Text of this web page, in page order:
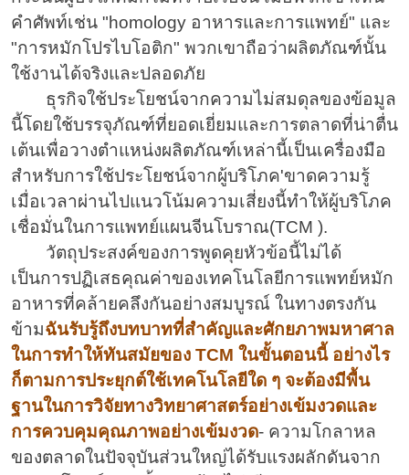
คำศัพท์เช่น "homology อาหารและการแพทย์" และ
"การหมักโปรไบโอติก" พวกเขาถือว่าผลิตภัณฑ์นั้น
ใช้งานได้จริงและปลอดภัย
ธุรกิจใช้ประโยชน์จากความไม่สมดุลของข้อมูล
นี้โดยใช้บรรจุภัณฑ์ที่ยอดเยี่ยมและการตลาดที่น่าตื่น
เต้นเพื่อวางตำแหน่งผลิตภัณฑ์เหล่านี้เป็นเครื่องมือ
สำหรับการใช้ประโยชน์จากผู้บริโภค'ขาดความรู้
เมื่อเวลาผ่านไปแนวโน้มความเสี่ยงนี้ทำให้ผู้บริโภค
เชื่อมั่นในการแพทย์แผนจีนโบราณ(TCM ).
วัตถุประสงค์ของการพูดคุยหัวข้อนี้ไม่ได้
เป็นการปฏิเสธคุณค่าของเทคโนโลยีการแพทย์หมัก
อาหารที่คล้ายคลึงกันอย่างสมบูรณ์ ในทางตรงกัน
ข้ามฉันรับรู้ถึงบทบาทที่สำคัญและศักยภาพมหาศาล
ในการทำให้ทันสมัยของ TCM ในขั้นตอนนี้ อย่างไร
ก็ตามการประยุกต์ใช้เทคโนโลยีใด ๆ จะต้องมีพื้น
ฐานในการวิจัยทางวิทยาศาสตร์อย่างเข้มงวดและ
การควบคุมคุณภาพอย่างเข้มงวด- ความโกลาหล
ของตลาดในปัจจุบันส่วนใหญ่ได้รับแรงผลักดันจาก